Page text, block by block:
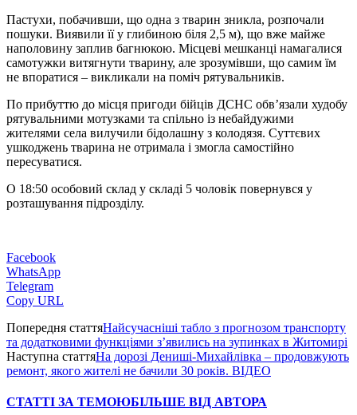
Пастухи, побачивши, що одна з тварин зникла, розпочали
пошуки. Виявили її у глибиною біля 2,5 м), що вже майже
наполовину заплив багнюкою. Місцеві мешканці намагалися
самотужки витягнути тварину, але зрозумівши, що самим їм
не впоратися – викликали на поміч рятувальників.
По прибуттю до місця пригоди бійців ДСНС обв’язали худобу
рятувальними мотузками та спільно із небайдужими
жителями села вилучили бідолашну з колодязя. Суттєвих
ушкоджень тварина не отримала і змогла самостійно
пересуватися.
О 18:50 особовий склад у складі 5 чоловік повернувся у
розташування підрозділу.
Facebook
WhatsApp
Telegram
Copy URL
Попередня статтяНайсучасніші табло з прогнозом транспорту
та додатковими функціями з’явились на зупинках в Житомирі
Наступна статтяНа дорозі Дениші-Михайлівка – продовжують
ремонт, якого жителі не бачили 30 років. ВІДЕО
СТАТТІ ЗА ТЕМОЮБІЛЬШЕ ВІД АВТОРА